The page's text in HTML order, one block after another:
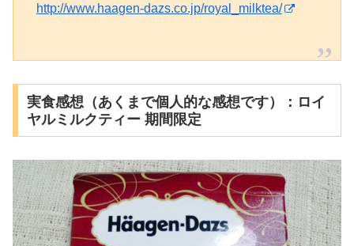
http://www.haagen-dazs.co.jp/royal_milktea/
実食感想（あくまで個人的な感想です）：ロイ
ヤルミルクティー 期間限定